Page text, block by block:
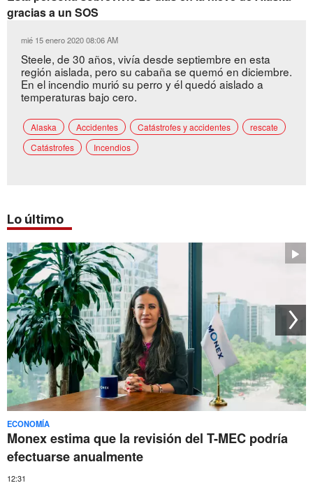
gracias a un SOS
mié 15 enero 2020 08:06 AM
Steele, de 30 años, vivía desde septiembre en esta
región aislada, pero su cabaña se quemó en diciembre.
En el incendio murió su perro y él quedó aislado a
temperaturas bajo cero.
Alaska Accidentes Catástrofes y accidentes
rescate
Catástrofes
Incendios
Lo último
ECONOMÍA
Monex estima que la revisión del T-MEC podría
efectuarse anualmente
12:31